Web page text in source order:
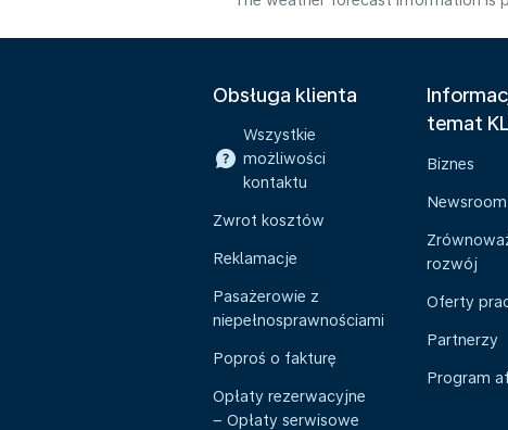
Obsługa klienta
Wszystkie
możliwości
kontaktu
Zwrot kosztów
Reklamacje
Pasażerowie z
niepełnosprawnościami
Poproś o fakturę
Opłaty rezerwacyjne
– Opłaty serwisowe
temat
Biznes
Newsroom
rozwój
Oferty
Partnerzy
Program